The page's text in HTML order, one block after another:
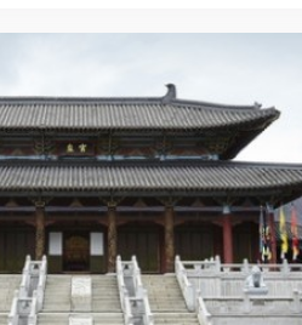
以強烈的水注按摩腰和腳的部
還有炭、水晶、玉熱療室。大明渡
立公園、小白山國立公園等著名